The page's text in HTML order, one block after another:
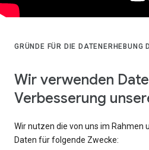
GRÜNDE FÜR DIE DATENERHEBUNG
Wir verwenden
Verbesserung
Wir nutzen die von uns im Rahmen
Daten für folgende Zwecke: